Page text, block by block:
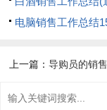
电脑销售工作总结
上一篇：导购员的销